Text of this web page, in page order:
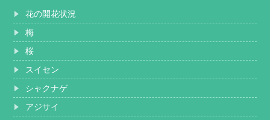
花の開花状況
梅
桜
スイセン
シャクナゲ
アジサイ